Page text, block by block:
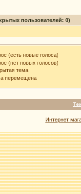
пользователей: 0)
(есть новые голоса)
(нет новых голосов)
тема
перемещена
Интернет